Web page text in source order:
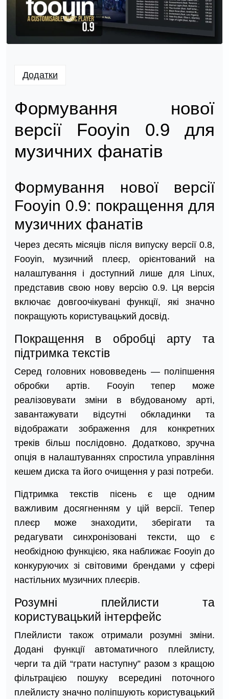
Додатки
Формування нової
версії Fooyin 0.9 для
музичних фанатів
Формування нової версії
Fooyin 0.9: покращення для
музичних фанатів
Через десять місяців після випуску версії 0.8,
Fooyin, музичний плеєр, орієнтований на
налаштування і доступний лише для Linux,
представив свою нову версію 0.9. Ця версія
включає довгоочікувані функції, які значно
покращують користувацький досвід.
Покращення в обробці арту та
підтримка текстів
Серед головних нововведень — поліпшення
обробки артів. Fooyin тепер може
реалізовувати зміни в вбудованому арті,
завантажувати відсутні обкладинки та
відображати зображення для конкретних
треків більш послідовно. Додатково, зручна
опція в налаштуваннях спростила управління
кешем диска та його очищення у разі потреби.
Підтримка текстів пісень є ще одним
важливим досягненням у цій версії. Тепер
плеєр може знаходити, зберігати та
редагувати синхронізовані тексти, що є
необхідною функцією, яка наближає Fooyin до
конкуруючих зі світовими брендами у сфері
настільних музичних плеєрів.
Розумні плейлисти та
користувацький інтерфейс
Плейлисти також отримали розумні зміни.
Додані функції автоматичного плейлисту,
черги та дій “грати наступну” разом з кращою
фільтрацією пошуку всередині поточного
плейлисту значно поліпшують користувацький